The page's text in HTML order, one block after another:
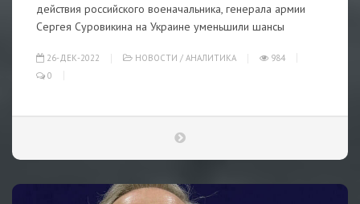
действия российского военачальника, генерала армии
Сергея Суровикина на Украине уменьшили шансы
26-ДЕК-2022 НОВОСТИ / АНАЛИТИКА
984
0